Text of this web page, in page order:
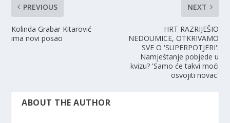
PREVIOUS
Kolinda Grabar Kitarović
ima novi posao
NEXT
HRT RAZRIJEŠIO
NEDOUMICE, OTKRIVAMO
SVE O 'SUPERPOTJERI':
Namještanje pobjede u
kvizu? 'Samo će takvi moći
osvojiti novac'
ABOUT THE AUTHOR